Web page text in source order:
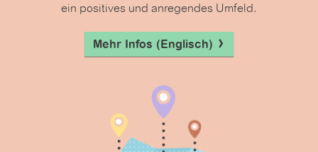
ein positives und anregendes Umfeld.
Mehr Infos (Englisch)